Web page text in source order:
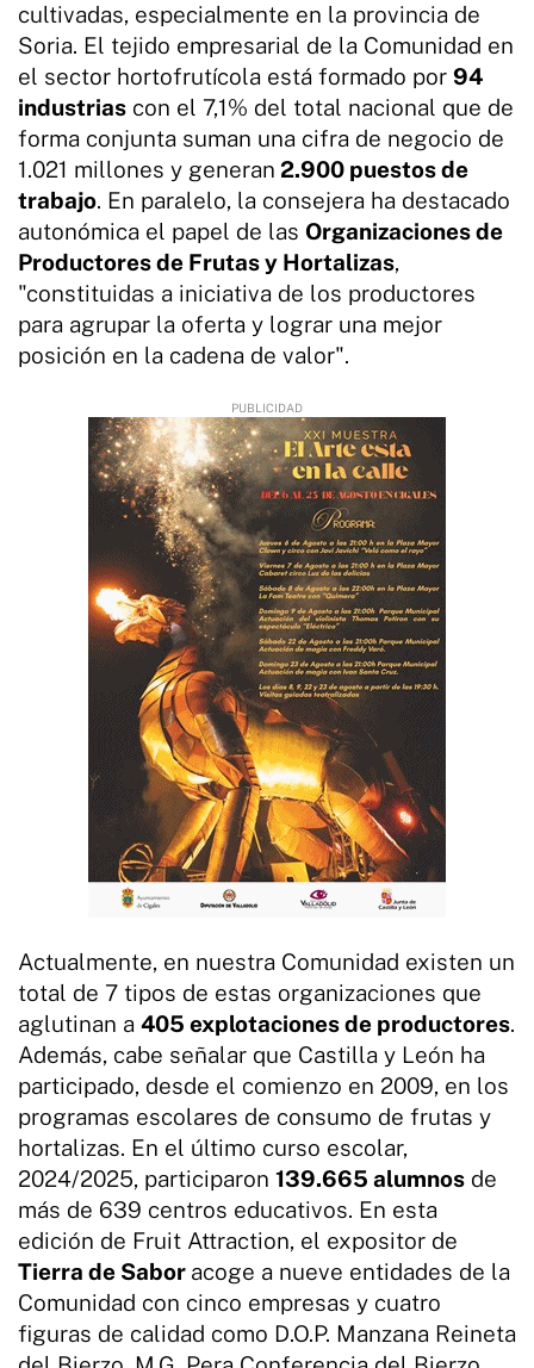
cultivadas, especialmente en la provincia de
Soria. El tejido empresarial de la Comunidad en
el sector hortofrutícola está formado por 94
industrias con el 7,1% del total nacional que de
forma conjunta suman una cifra de negocio de
1.021 millones y generan 2.900 puestos de
trabajo. En paralelo, la consejera ha destacado
autonómica el papel de las Organizaciones de
Productores de Frutas y Hortalizas,
"constituidas a iniciativa de los productores
para agrupar la oferta y lograr una mejor
posición en la cadena de valor".
Actualmente, en nuestra Comunidad existen un
total de 7 tipos de estas organizaciones que
aglutinan a 405 explotaciones de productores.
Además, cabe señalar que Castilla y León ha
participado, desde el comienzo en 2009, en los
programas escolares de consumo de frutas y
hortalizas. En el último curso escolar,
2024/2025, participaron 139.665 alumnos de
más de 639 centros educativos. En esta
edición de Fruit Attraction, el expositor de
Tierra de Sabor acoge a nueve entidades de la
Comunidad con cinco empresas y cuatro
figuras de calidad como D.O.P. Manzana Reineta